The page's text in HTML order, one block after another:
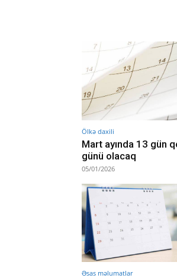
Ölkə daxili
Mart ayında 13 gün
günü olacaq
05/01/2026
Əsas məlumatlar